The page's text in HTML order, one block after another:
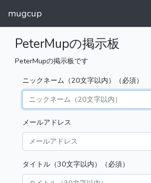
mugcup
PeterMupの掲示板
PeterMupの掲示板です
ニックネーム（20文字以内）（必須）
メールアドレス
タイトル（30文字以内）（必須）